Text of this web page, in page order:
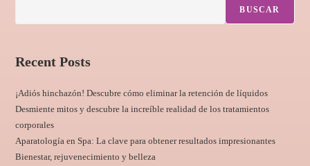
BUSCAR
Recent Posts
¡Adiós hinchazón! Descubre cómo eliminar la retención de líquidos
Desmiente mitos y descubre la increíble realidad de los tratamientos
corporales
Aparatología en Spa: La clave para obtener resultados impresionantes
Bienestar, rejuvenecimiento y belleza